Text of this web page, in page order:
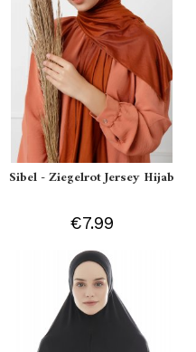
Sibel - Ziegelrot Jersey Hijab
€7.99